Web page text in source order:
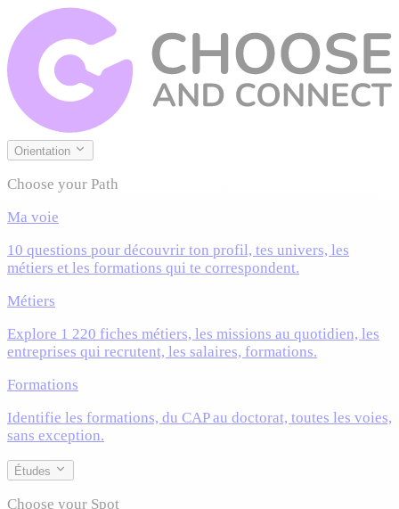
Orientation
Choose your Path
Ma voie
10 questions pour découvrir ton profil, tes univers, les
métiers et les formations qui te correspondent.
Métiers
Explore 1 220 fiches métiers, les missions au quotidien, les
entreprises qui recrutent, les salaires, formations.
Formations
Identifie les formations, du CAP au doctorat, toutes les voies,
sans exception.
Études
Choose your Spot